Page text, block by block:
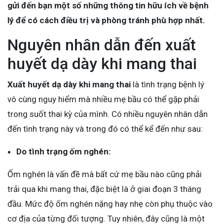
gửi đến bạn một số những thông tin hữu ích về bệnh
lý để có cách điều trị và phòng tránh phù hợp nhất.
Nguyên nhân dẫn đến xuất
huyết dạ dày khi mang thai
Xuất huyết dạ dày khi mang thai là tình trạng bệnh lý
vô cùng nguy hiểm mà nhiều mẹ bầu có thể gặp phải
trong suốt thai kỳ của mình. Có nhiều nguyên nhân dẫn
đến tình trạng này và trong đó có thể kể đến như sau:
Do tình trạng ốm nghén:
Ốm nghén là vấn đề mà bất cứ mẹ bầu nào cũng phải
trải qua khi mang thai, đặc biệt là ở giai đoạn 3 tháng
đầu. Mức độ ốm nghén nặng hay nhẹ còn phụ thuộc vào
cơ địa của từng đối tượng. Tuy nhiên, đây cũng là một